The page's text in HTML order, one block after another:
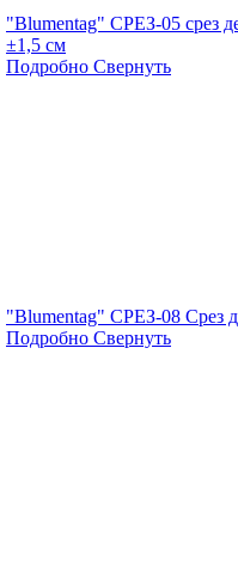
"Blumentag" СРЕЗ-05 срез
±1,5 см
Подробно Свернуть
"Blumentag" СРЕЗ-08 Срез
Подробно Свернуть